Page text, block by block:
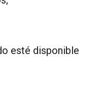
esté disponible